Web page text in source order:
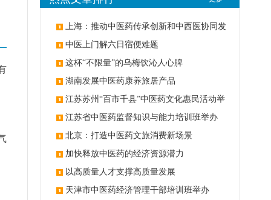
上海：推动中医药传承创新和中西医协同发
展 中医上门解六日宿便难题
这杯“不限量”的乌梅饮沁人心脾
湖南发展中医药康养旅居产品
江苏苏州“百市千县”中医药文化惠民活动举
办 江苏省中医药监督知识与能力培训班举办
北京：打造中医药文旅消费新场景
加快释放中医药的经济资源潜力
以高质量人才支撑高质量发展
天津市中医药经济管理干部培训班举办